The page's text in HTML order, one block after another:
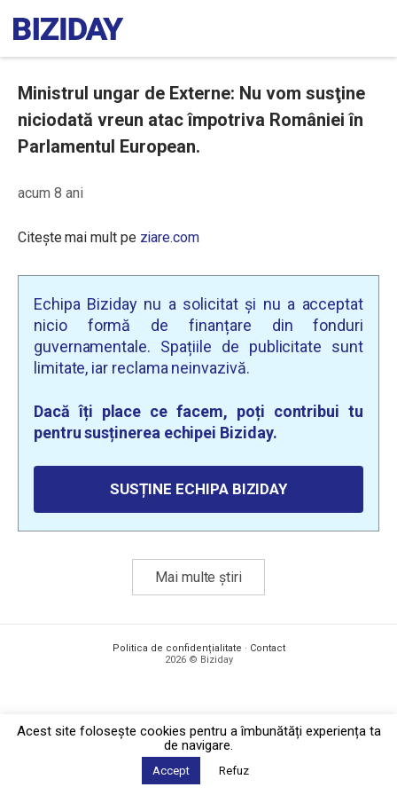
Ministrul ungar de Externe: Nu vom susţine
niciodată vreun atac împotriva României în
Parlamentul European.
acum 8 ani
Citește mai mult pe ziare.com
Echipa Biziday nu a solicitat și nu a acceptat
nicio formă de finanțare din fonduri
guvernamentale. Spațiile de publicitate sunt
limitate, iar reclama neinvazivă.
Dacă îți place ce facem, poți contribui tu
pentru susținerea echipei Biziday.
SUSȚINE ECHIPA BIZIDAY
Mai multe știri
Politica de confidențialitate · Contact
2026 © Biziday
Acest site foloseşte cookies pentru a îmbunătăți experiența ta
de navigare.
Accept Refuz